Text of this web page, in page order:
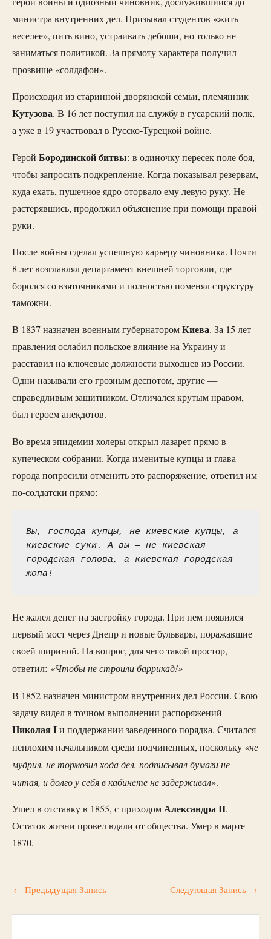
министра внутренних дел. Призывал студентов «жить
веселее», пить вино, устраивать дебоши, но только не
заниматься политикой. За прямоту характера получил
прозвище «солдафон».
Происходил из старинной дворянской семьи, племянник
Кутузова. В 16 лет поступил на службу в гусарский полк,
а уже в 19 участвовал в Русско-Турецкой войне.
Герой Бородинской битвы: в одиночку пересек поле боя,
чтобы запросить подкрепление. Когда показывал резервам,
куда ехать, пушечное ядро оторвало ему левую руку. Не
растерявшись, продолжил объяснение при помощи правой
руки.
После войны сделал успешную карьеру чиновника. Почти
8 лет возглавлял департамент внешней торговли, где
боролся со взяточниками и полностью поменял структуру
таможни.
В 1837 назначен военным губернаторомКиева. За 15 лет
правления ослабил польское влияние на Украину и
расставил на ключевые должности выходцев из России.
Одни называли его грозным деспотом, другие —
справедливым защитником. Отличался крутым нравом,
был героем анекдотов.
Во время эпидемии холеры открыл лазарет прямо в
купеческом собрании. Когда именитые купцы и глава
города попросили отменить это распоряжение, ответил им
по-солдатски прямо:
Вы, господа купцы, не киевские купцы, а
киевские суки. А вы — не киевская
городская голова, а киевская городская
жопа!
Не жалел денег на застройку города. При нем появился
первый мост через Днепр и новые бульвары, поражавшие
своей шириной. На вопрос, для чего такой простор,
ответил: «Чтобы не строили баррикад!»
В 1852 назначен министром внутренних дел России. Свою
задачу видел в точном выполнении распоряжений
Николая Iи поддержании заведенного порядка. Считался
неплохим начальником среди подчиненных, поскольку «не
мудрил, не тормозил хода дел, подписывал бумаги не
читая, и долго у себя в кабинете не задерживал».
Ушел в отставку в 1855, с приходомАлександра II.
Остаток жизни провел вдали от общества. Умер в марте
1870.
← Предыдущая Запись Следующая Запись →